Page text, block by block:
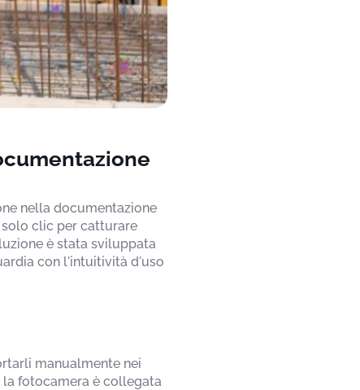
nella documentazione
clic per catturare
è stata sviluppata
con l'intuitività d'uso
manualmente nei
la fotocamera è collegata